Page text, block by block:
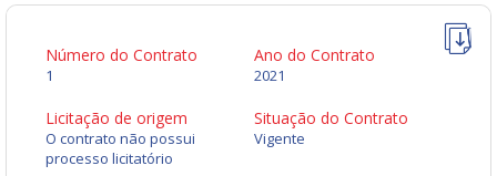
Número do Contrato
1
Ano do Contrato
2021
Licitação de origem
O contrato não possui
processo licitatório
Situação do Contrato
Vigente